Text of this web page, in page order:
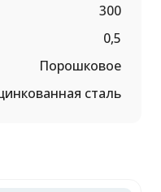
300
0,5
Порошковое
сталь